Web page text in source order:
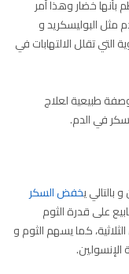
خضار وهذا أمر
البوليسكريد و
التي تقلل الالتهابات في
طبيعية لعلاج
في الدم.
يخفض السكر
التجارب على الفئران لمدة 8 أسابيع على قدرة الثوم
كما يسهم الثوم و